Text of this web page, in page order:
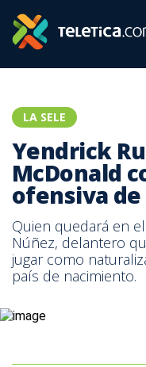
LA SELE
Yendrick
McDonald
ofensiva de
Quien quedará en
Núñez, delantero
jugar como
país de nacimiento.